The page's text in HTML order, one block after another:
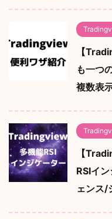
【
も一つ
複数表
【
RSIイ
ェンス/